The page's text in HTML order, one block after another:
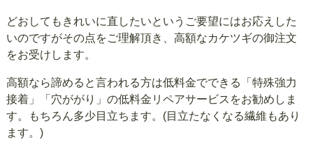
どおしてもきれいに直したいというご要望にはお応えした
いのですがその点をご理解頂き、高額なカケツギの御注文
をお受けします。
高額なら諦めると言われる方は低料金でできる「特殊強力
接着」「穴ががり」の低料金リペアサービスをお勧めしま
す。もちろん多少目立ちます。(目立たなくなる繊維もあり
ます。)